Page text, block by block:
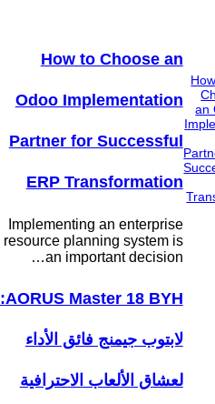
How to Choose an
Odoo Implementation
Partner for Successful
ERP Transformation
Implementing an enterprise
resource planning system is
an important decision…
AORUS Master 18 BYH:
لابتوب جيمنج فائق الأداء
لعشاق الألعاب الاحترافية